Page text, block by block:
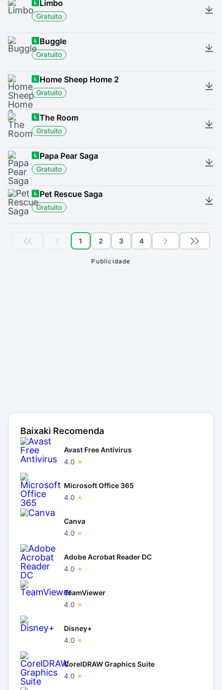
Limbo
Gratuito
Buggle
Gratuito
Home Sheep Home 2
Gratuito
The Room
Gratuito
Papa Pear Saga
Gratuito
Pet Rescue Saga
Gratuito
1 2 3 4
Baixaki Recomenda
Avast Free Antivirus
4.0
Microsoft Office 365
4.0
Canva
4.0
Adobe Acrobat Reader DC
4.0
TeamViewer
4.0
Disney+
4.0
CorelDRAW Graphics Suite
4.0